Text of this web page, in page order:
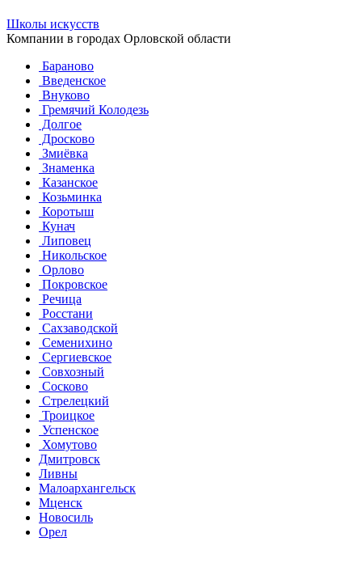
Школы искусств
Компании в городах Орловской области
Бараново
Введенское
Внуково
Гремячий Колодезь
Долгое
Дросково
Змиёвка
Знаменка
Казанское
Козьминка
Коротыш
Кунач
Липовец
Никольское
Орлово
Покровское
Речица
Росстани
Сахзаводской
Семенихино
Сергиевское
Совхозный
Сосково
Стрелецкий
Троицкое
Успенское
Хомутово
Дмитровск
Ливны
Малоархангельск
Мценск
Новосиль
Орел